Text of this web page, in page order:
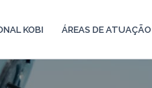
KOBI ÁREAS DE ATUAÇÃO